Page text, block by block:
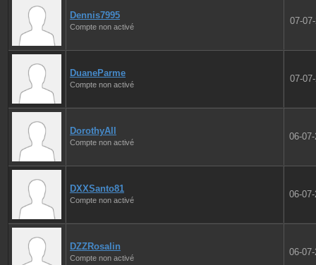
Dennis7995
Compte non activé
07-
DuaneParme
Compte non activé
07-
DorothyAll
Compte non activé
06-
DXXSanto81
Compte non activé
06-
DZZRosalin
Compte non activé
06-